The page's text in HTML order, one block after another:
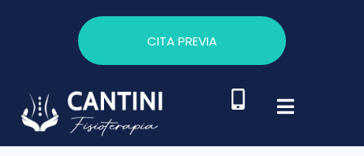
CITA PREVIA